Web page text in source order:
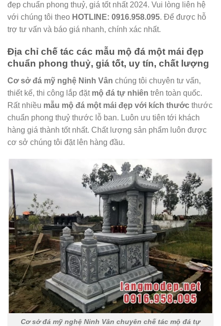
đẹp chuẩn phong thuỷ, giá tốt nhất 2024. Vui lòng liên hệ
với chúng tôi theo HOTLINE: 0916.958.095. Để được hỗ
trợ tư vấn và báo giá nhanh, chính xác nhất.
Địa chỉ chế tác các mẫu mộ đá một mái đẹp
chuẩn phong thuỷ, giá tốt, uy tín, chất lượng
Cơ sở đá mỹ nghệ Ninh Vân chúng tôi chuyên tư vấn,
thiết kế, thi công lắp đặt mộ đá tự nhiên trên toàn quốc.
Rất nhiều mẫu mộ đá một mái đẹp với kích thước thước
chuẩn phong thuỷ thước lỗ ban. Luôn ưu tiên tới khách
hàng giá thành tốt nhất. Chất lượng sản phẩm luôn được
cơ sở chúng tôi đặt lên hàng đầu.
Cơ sở đá mỹ nghệ Ninh Vân chuyên chế tác mộ đá tự